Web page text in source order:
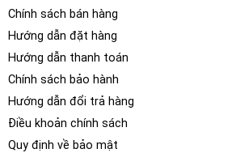
Chính sách bán hàng
Hướng dẫn đặt hàng
Hướng dẫn thanh toán
Chính sách bảo hành
Hướng dẫn đổi trả hàng
Điều khoản chính sách
Quy định về bảo mật